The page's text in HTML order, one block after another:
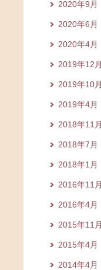
2020年9月
2020年6月
2020年4月
2019年12月
2019年10月
2019年4月
2018年11月
2018年7月
2018年1月
2016年11月
2016年4月
2015年11月
2015年4月
2014年4月